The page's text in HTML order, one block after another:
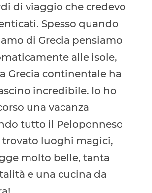
di viaggio che credevo
Spesso quando
di Grecia pensiamo
alle isole,
Grecia continentale ha
incredibile. Io ho
una vacanza
tutto il Peloponneso
trovato luoghi magici,
molto belle, tanta
e una cucina da